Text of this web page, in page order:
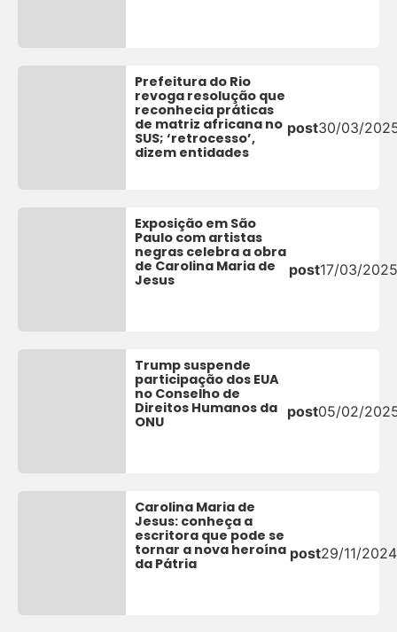
Prefeitura do Rio
revoga resolução que
reconhecia práticas
de matriz africana no
SUS; ‘retrocesso’,
dizem entidades
post30/03/
Exposição em São
Paulo com artistas
negras celebra a obra
de Carolina Maria de
Jesus
post17/03/2025
Trump suspende
participação dos EUA
no Conselho de
Direitos Humanos da
ONU
post05/02/
Carolina Maria de
Jesus: conheça a
escritora que pode se
tornar a nova heroína
da Pátria
post29/11/2024